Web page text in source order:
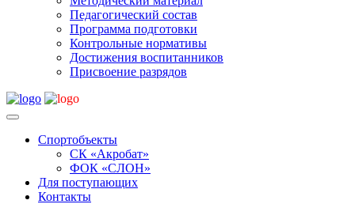
Педагогический состав
Программа подготовки
Контрольные нормативы
Достижения воспитанников
Присвоение разрядов
Спортобъекты
СК «Акробат»
ФОК «СЛОН»
Для поступающих
Контакты